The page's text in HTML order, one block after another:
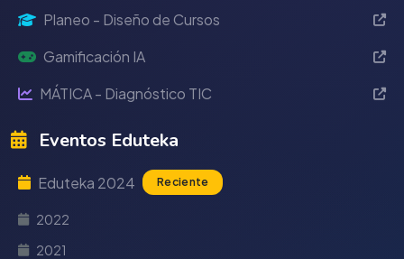
Planeo - Diseño de Cursos
Gamificación IA
MÁTICA - Diagnóstico TIC
Eventos Eduteka
Eduteka 2024 Reciente
2022
2021